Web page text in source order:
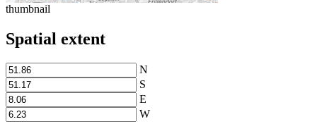
thumbnail
Spatial extent
N
S
E
W